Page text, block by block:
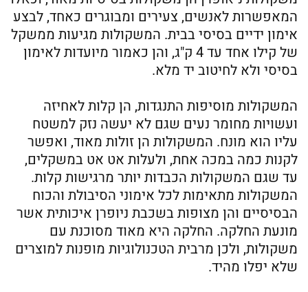
המאפשרות לאנשים, צעירים ומבוגרים כאחד, לבצע
אימון ידיים בסיסי בבית. המשקולות מגיעות ממשקל
של קילו אחד עד 4 ק"ג, והן כאמור מיועדות לאימון
בסיסי ולא לחיטוב יד מלא.
המשקולות מוסיפות התנגדות, הן קלות לאחיזה
ועשויות מחומר נעים שגם לא יעשה נזק למשטח
עליו הוא מונח. המשקולות הן זולות מאוד, ואפשר
לקנות כמה במכה אחת, ולעלות אט אט במשקלים,
עד שגם המשקולות הכבדות יותר מרגישות קלות.
המשקולות מתאימות לכל אימוני הסיבולת והכוח
הבסיסיים והן מצופות בשכבת ניופרן איכותית אשר
מונעת החלקה. החלקה היא מאוד מסוכנת עם
משקולות, ולכן מרבית הטכנולוגיות מופנות למוצרים
שלא יפלו מהיד.